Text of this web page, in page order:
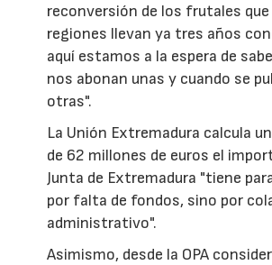
reconversión de los frutales
regiones llevan ya tres años
aquí estamos a la espera de
nos abonan unas y cuando se
otras".
La Unión Extremadura calcula
de 62 millones de euros el
Junta de Extremadura "tiene
por falta de fondos, sino por
administrativo".
Asimismo, desde la OPA